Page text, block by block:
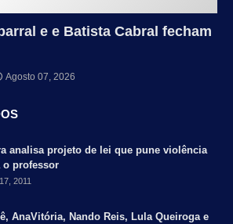
e e Batista Cabral fecham
Agosto 07, 2026
analisa projeto de lei que pune violência
o professor
2011
AnaVitória, Nando Reis, Lula Queiroga e